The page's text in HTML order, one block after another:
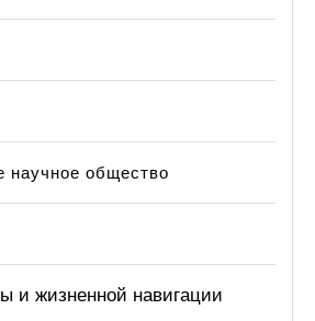
научное общество
и жизненной навигации